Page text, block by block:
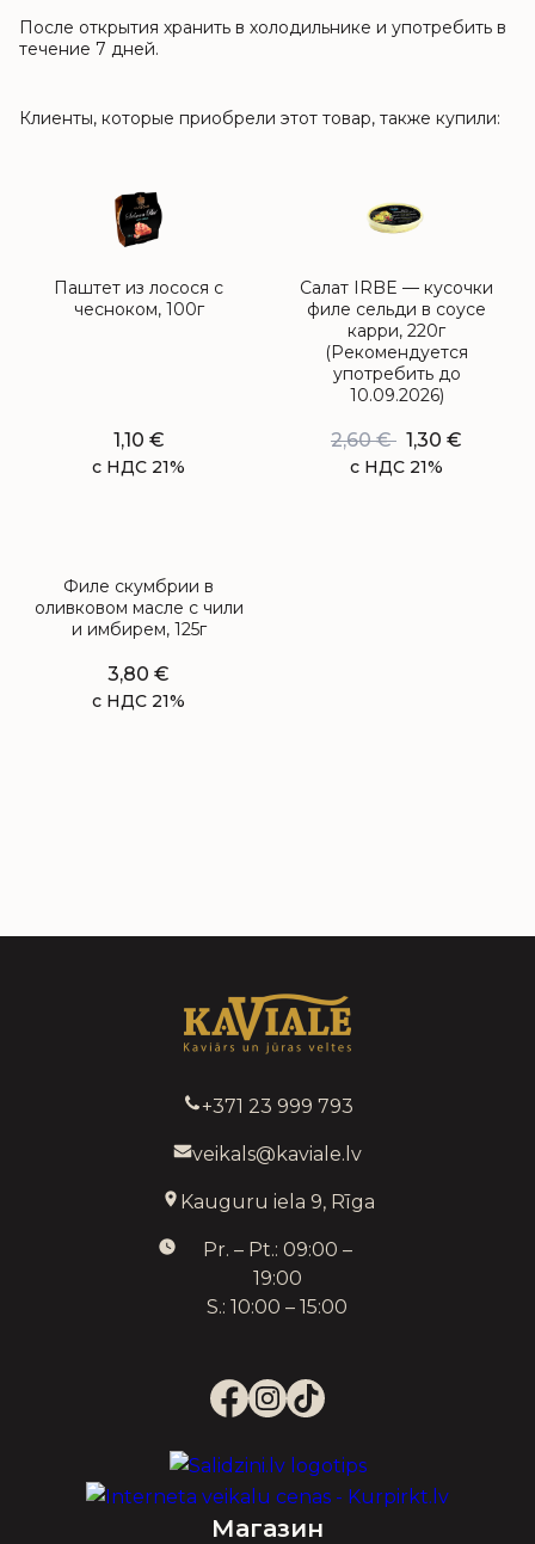
После открытия хранить в холодильнике и употребить в
течение 7 дней.
Клиенты, которые приобрели этот товар, также купили:
Паштет из лосося с
чесноком, 100г
1,10 €
с НДС 21%
Салат IRBE — кусочки
филе сельди в соусе
карри, 220г
(Рекомендуется
употребить до
10.09.2026)
2,60€ 1,30 €
с НДС 21%
Филе скумбрии в
оливковом масле с чили
и имбирем, 125г
3,80 €
с НДС 21%
+371 23 999 793
veikals@kaviale.lv
Kauguru iela 9, Rīga
Pr. – Pt.: 09:00 –
19:00
S.: 10:00 – 15:00
Магазин